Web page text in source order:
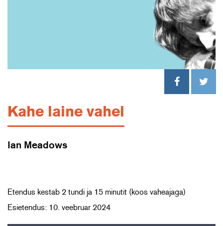
Kahe laine vahel
Ian Meadows
Etendus kestab 2 tundi ja 15 minutit (koos vaheajaga)
Esietendus: 10. veebruar 2024